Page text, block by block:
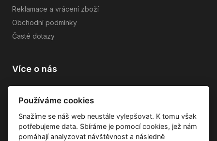
Reklamace a vrácení zboží
Obchodní podmínky
Časté dotazy
Více o nás
Průvodce tkaninami
Kontakty
Používáme cookies
Snažíme se náš web neustále vylepšovat. K tomu však
potřebujeme data. Sbíráme je pomocí cookies, jež nám
pomáhají analyzovat návštěvnost a následně